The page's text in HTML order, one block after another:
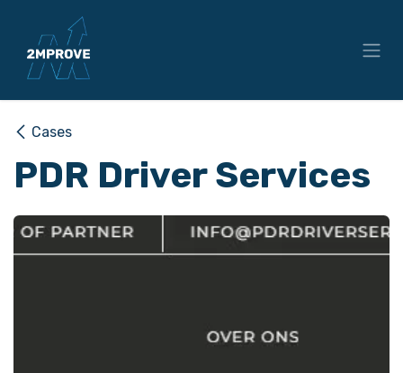
Cases
PDR Driver Services